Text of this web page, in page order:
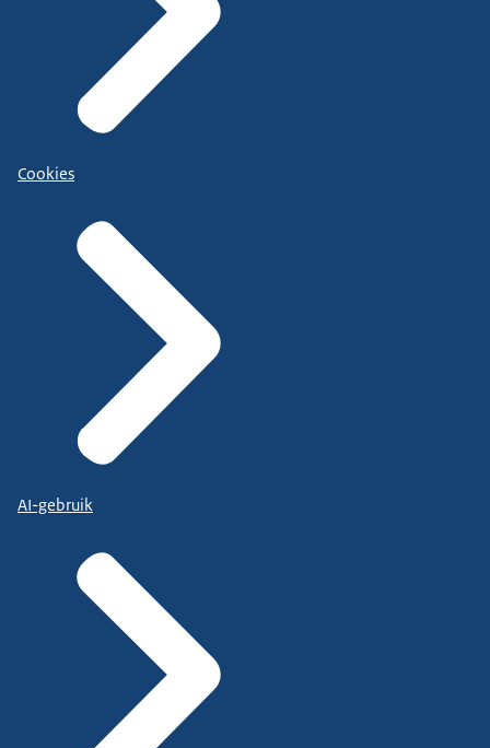
Cookies
AI-gebruik